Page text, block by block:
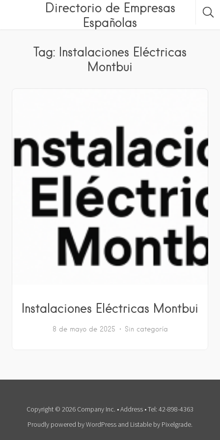
Directorio de Empresas
Españolas
Tag: Instalaciones Eléctricas
Montbui
Instalaciones Eléctricas Montbui
8 de mayo de 2025 Sin categoría
Copyright © 2026 Company Inc. • Address • Tel: 42-898-4363
Proudly powered by WordPress and Listable by Pixelgrade.